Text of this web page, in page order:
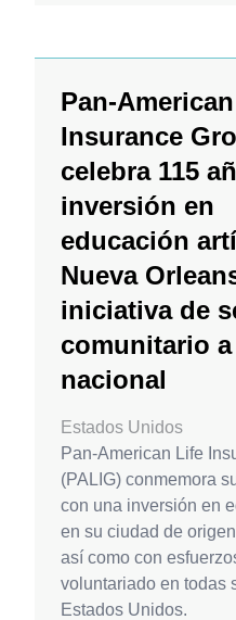
Pan-
Insurance
celebra 115
inversión en
educación
Nueva
iniciativa de
comunitario
nacional
Estados Unidos
Pan-American Life
(PALIG) conmemora
con una inversión en
en su ciudad de
así como con
voluntariado en todas
Estados Unidos.